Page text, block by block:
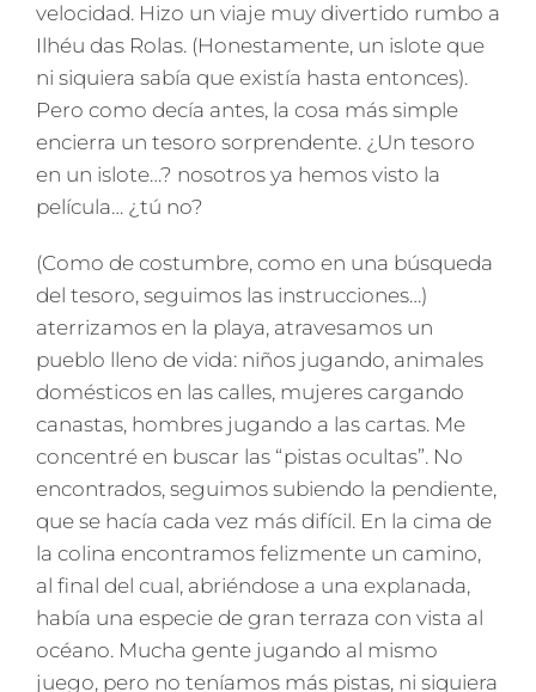
velocidad. Hizo un viaje muy divertido rumbo a
Ilhéu das Rolas. (Honestamente, un islote que
ni siquiera sabía que existía hasta entonces).
Pero como decía antes, la cosa más simple
encierra un tesoro sorprendente. ¿Un tesoro
en un islote…? nosotros ya hemos visto la
película… ¿tú no?
(Como de costumbre, como en una búsqueda
del tesoro, seguimos las instrucciones…)
aterrizamos en la playa, atravesamos un
pueblo lleno de vida: niños jugando, animales
domésticos en las calles, mujeres cargando
canastas, hombres jugando a las cartas. Me
concentré en buscar las “pistas ocultas”. No
encontrados, seguimos subiendo la pendiente,
que se hacía cada vez más difícil. En la cima de
la colina encontramos felizmente un camino,
al final del cual, abriéndose a una explanada,
había una especie de gran terraza con vista al
océano. Mucha gente jugando al mismo
juego, pero no teníamos más pistas, ni siquiera